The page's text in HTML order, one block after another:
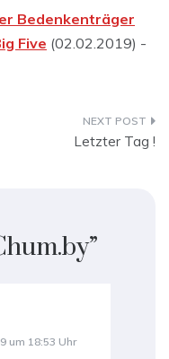
Bedenkenträger
Five (02.02.2019) -
Letzter Tag !
”
um 18:53 Uhr